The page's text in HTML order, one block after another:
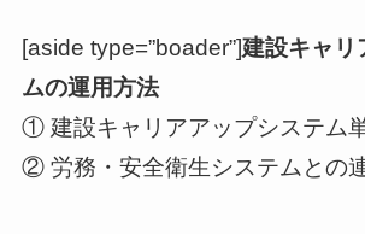
[aside type=”boader”]建設キャリ
ムの運用方法
① 建設キャリアアップシステム
② 労務・安全衛生システムとの